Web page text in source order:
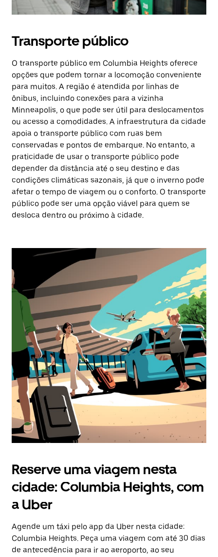
Transporte público
O transporte público em Columbia Heights oferece
opções que podem tornar a locomoção conveniente
para muitos. A região é atendida por linhas de
ônibus, incluindo conexões para a vizinha
Minneapolis, o que pode ser útil para deslocamentos
ou acesso a comodidades. A infraestrutura da cidade
apoia o transporte público com ruas bem
conservadas e pontos de embarque. No entanto, a
praticidade de usar o transporte público pode
depender da distância até o seu destino e das
condições climáticas sazonais, já que o inverno pode
afetar o tempo de viagem ou o conforto. O transporte
público pode ser uma opção viável para quem se
desloca dentro ou próximo à cidade.
Reserve uma viagem nesta
cidade: Columbia Heights, com
a Uber
Agende um táxi pelo app da Uber nesta cidade:
Columbia Heights. Peça uma viagem com até 30 dias
de antecedência para ir ao aeroporto, ao seu